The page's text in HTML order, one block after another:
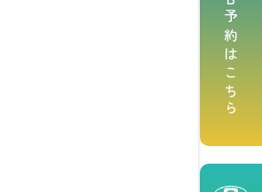
ＷＥＢ予約はこちら